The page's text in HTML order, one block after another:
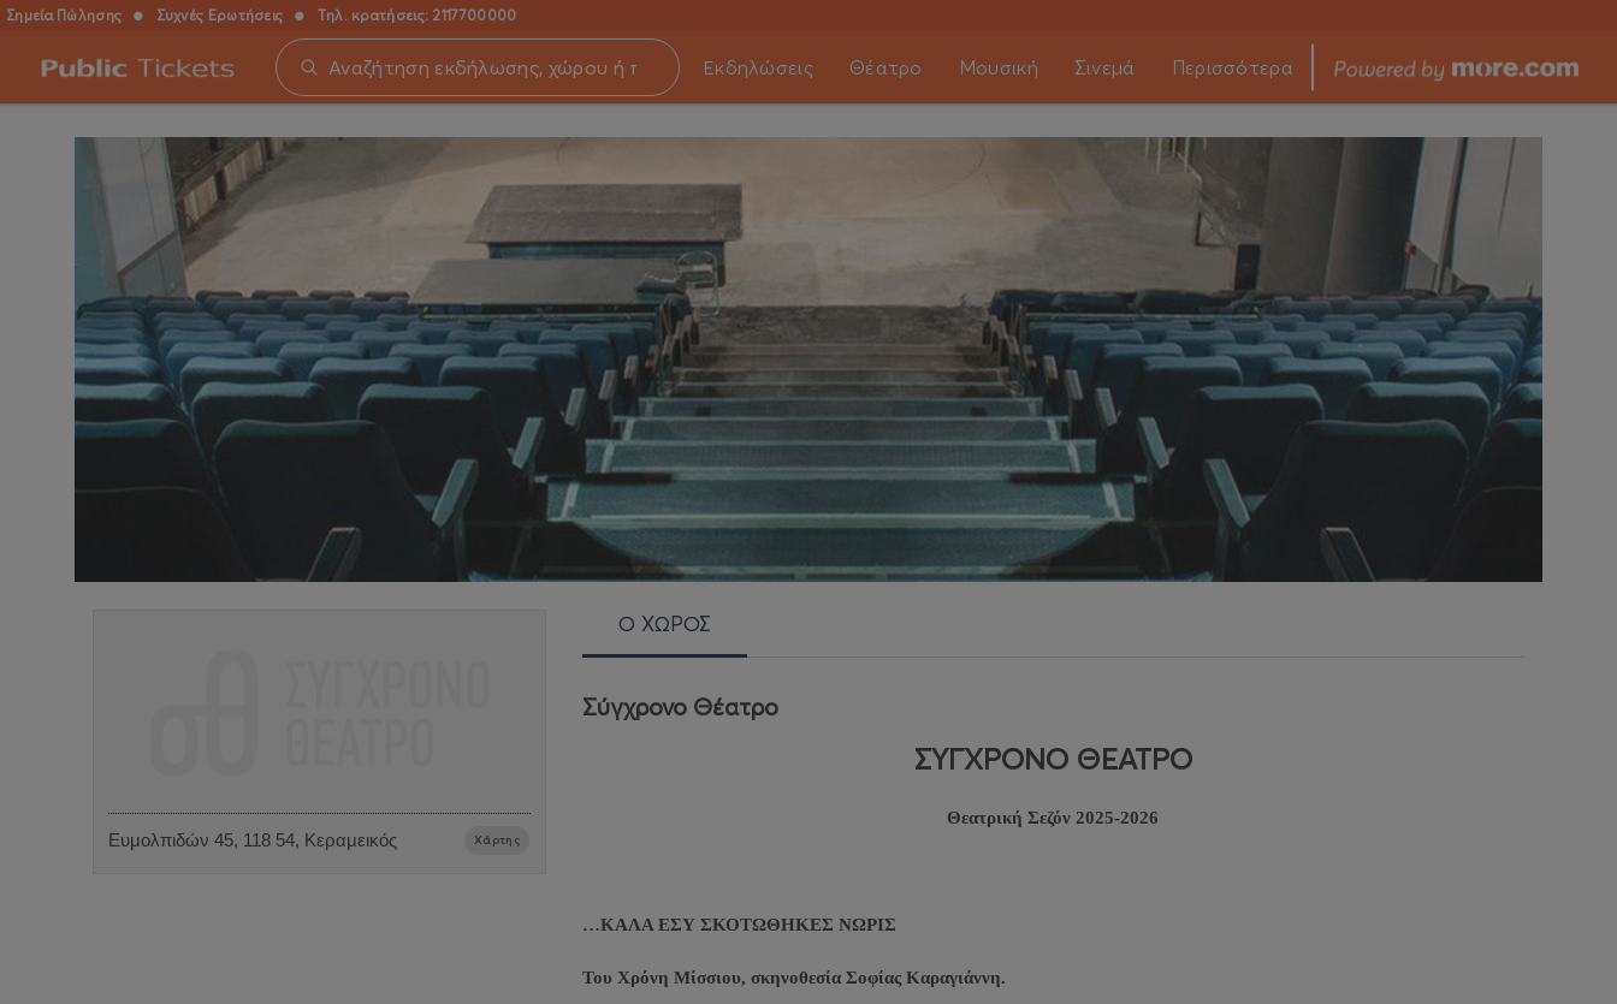
Σημεία Πώλησης ● Συχνές Ερωτήσεις ● Τηλ. κρατήσεις: 2117700000
Εκδηλώσεις Θέατρο Μουσική Σινεμά Περισσότερα
Ευμολπιδών 45, 118 54, Κεραμεικός Χάρτης
Ο ΧΩΡΟΣ
Σύγχρονο Θέατρο
ΣΥΓΧΡΟΝΟ ΘΕΑΤΡΟ
Θεατρική Σεζόν 2025-2026
…ΚΑΛΑ ΕΣΥ ΣΚΟΤΩΘΗΚΕΣ ΝΩΡΙΣ
Του Χρόνη Μίσσιου, σκηνοθεσία Σοφίας Καραγιάννη.